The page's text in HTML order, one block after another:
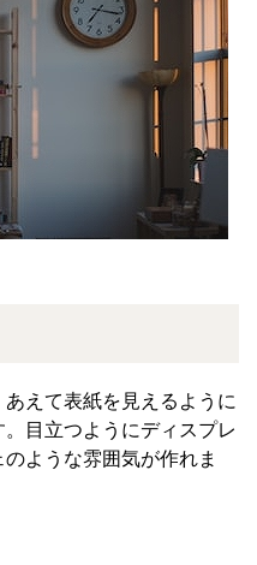
えて表紙を見えるように
目立つようにディスプレ
ような雰囲気が作れま